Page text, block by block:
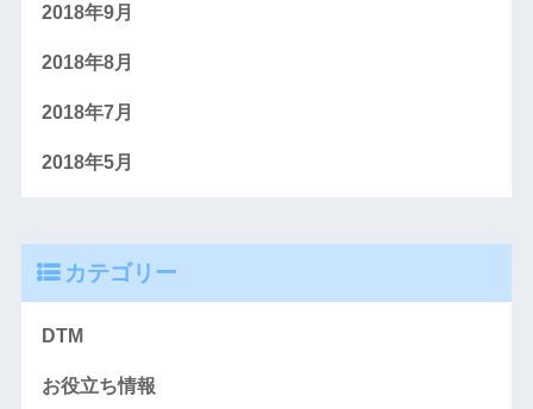
2018年9月
2018年8月
2018年7月
2018年5月
カテゴリー
DTM
お役立ち情報